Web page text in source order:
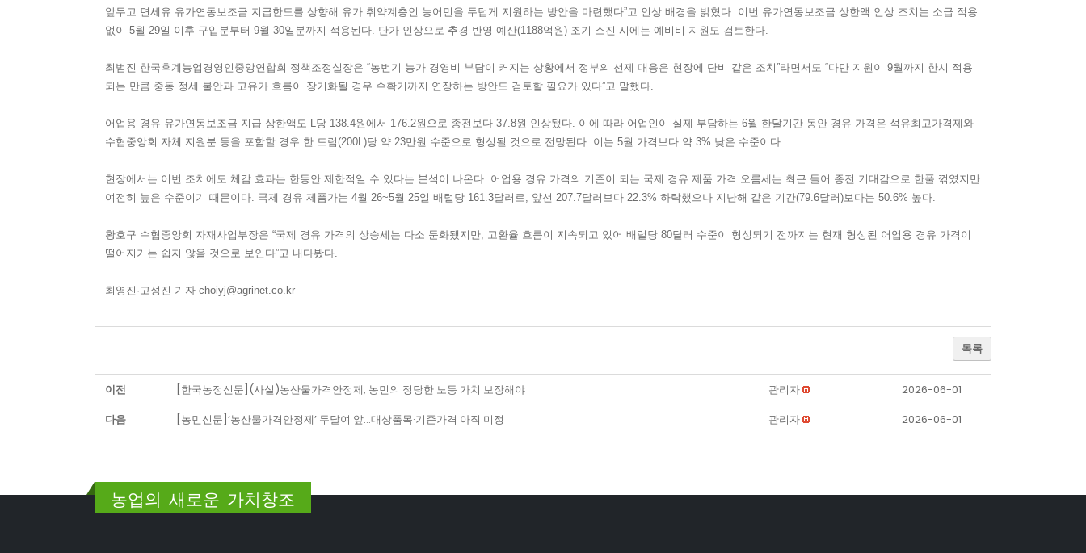
앞두고 면세유 유가연동보조금 지급한도를 상향해 유가 취약계층인 농어민을 두텁게 지원하는 방안을 마련했다”고 인상 배경을 밝혔다. 이번 유가연동보조금 상한액 인상 조치는 소급 적용
없이 5월 29일 이후 구입분부터 9월 30일분까지 적용된다. 단가 인상으로 추경 반영 예산(1188억원) 조기 소진 시에는 예비비 지원도 검토한다.
최범진 한국후계농업경영인중앙연합회 정책조정실장은 “농번기 농가 경영비 부담이 커지는 상황에서 정부의 선제 대응은 현장에 단비 같은 조치”라면서도 “다만 지원이 9월까지 한시 적용
되는 만큼 중동 정세 불안과 고유가 흐름이 장기화될 경우 수확기까지 연장하는 방안도 검토할 필요가 있다”고 말했다.
어업용 경유 유가연동보조금 지급 상한액도 L당 138.4원에서 176.2원으로 종전보다 37.8원 인상됐다. 이에 따라 어업인이 실제 부담하는 6월 한달기간 동안 경유 가격은 석유최고가격제와
수협중앙회 자체 지원분 등을 포함할 경우 한 드럼(200L)당 약 23만원 수준으로 형성될 것으로 전망된다. 이는 5월 가격보다 약 3% 낮은 수준이다.
현장에서는 이번 조치에도 체감 효과는 한동안 제한적일 수 있다는 분석이 나온다. 어업용 경유 가격의 기준이 되는 국제 경유 제품 가격 오름세는 최근 들어 종전 기대감으로 한풀 꺾였지만
여전히 높은 수준이기 때문이다. 국제 경유 제품가는 4월 26~5월 25일 배럴당 161.3달러로, 앞선 207.7달러보다 22.3% 하락했으나 지난해 같은 기간(79.6달러)보다는 50.6% 높다.
황호구 수협중앙회 자재사업부장은 “국제 경유 가격의 상승세는 다소 둔화됐지만, 고환율 흐름이 지속되고 있어 배럴당 80달러 수준이 형성되기 전까지는 현재 형성된 어업용 경유 가격이
떨어지기는 쉽지 않을 것으로 보인다”고 내다봤다.
최영진·고성진 기자 choiyj@agrinet.co.kr
목록
이전 [한국농정신문](사설)농산물가격안정제, 농민의 정당한 노동 가치 보장해야 관리자
2026-06-01
다음
[농민신문]‘농산물가격안정제’ 두달여 앞…대상품목·기준가격 아직 미정 관리자 2026-06-01
농업의 새로운 가치창조